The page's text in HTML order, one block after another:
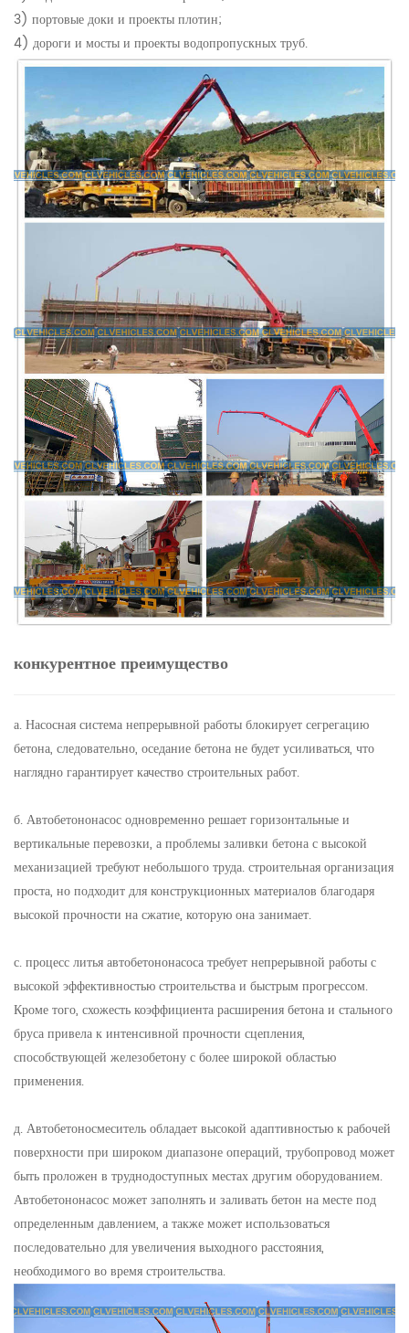
3) портовые доки и проекты плотин;
4) дороги и мосты и проекты водопропускных труб.
конкурентное преимущество
а. Насосная система непрерывной работы блокирует сегрегацию
бетона, следовательно, оседание бетона не будет усиливаться, что
наглядно гарантирует качество строительных работ.
б. Автобетононасос одновременно решает горизонтальные и
вертикальные перевозки, а проблемы заливки бетона с высокой
механизацией требуют небольшого труда. строительная организация
проста, но подходит для конструкционных материалов благодаря
высокой прочности на сжатие, которую она занимает.
с. процесс литья автобетононасоса требует непрерывной работы с
высокой эффективностью строительства и быстрым прогрессом.
Кроме того, схожесть коэффициента расширения бетона и стального
бруса привела к интенсивной прочности сцепления,
способствующей железобетону с более широкой областью
применения.
д. Автобетоносмеситель обладает высокой адаптивностью к рабочей
поверхности при широком диапазоне операций, трубопровод может
быть проложен в труднодоступных местах другим оборудованием.
Автобетононасос может заполнять и заливать бетон на месте под
определенным давлением, а также может использоваться
последовательно для увеличения выходного расстояния,
необходимого во время строительства.